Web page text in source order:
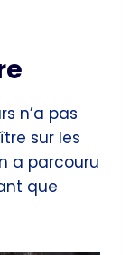
n’a pas
sur les
a parcouru
que